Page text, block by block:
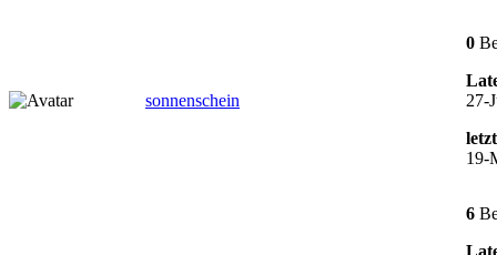
sonnenschein
0
27-
19-
6